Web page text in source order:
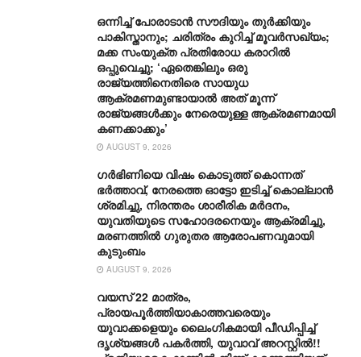
ഒന്നിച്ച് പോരാടാൻ സൗദിയും തുർക്കിയും
പാകിസ്താനും; ചരിത്രം കുറിച്ച് മൂവർസഖ്യം;
മക്ക സംയുക്ത പ്രതിരോധ കരാറിൽ
ഒപ്പുവെച്ചു; ‘ഏതെങ്കിലും ഒരു
രാജ്യത്തിനെതിരെ സായുധ
ആക്രമണമുണ്ടായാൽ അത് മൂന്ന്
രാജ്യങ്ങൾക്കും നേരെയുള്ള ആക്രമണമായി
കണക്കാക്കും’
AUGUST 9, 2026
ഗര്‍ഭിണിയെ വിഷം കൊടുത്ത് കൊന്നത്
ഭര്‍ത്താവ്, നേരത്തെ ഓട്ടോ ഇടിച്ച് കൊല്ലാന്‍
ശ്രമിച്ചു, നിരന്തരം ശാരീരിക മര്‍ദനം,
യുവതിയുടെ സഹോദരനെയും ആക്രമിച്ചു,
മരണത്തില്‍ ഗുരുതര ആരോപണവുമായി
കുടുംബം
AUGUST 9, 2026
വയസ് 22 മാത്രം,
പ്രായപൂർത്തിയാകാത്തവരെയും
യുവാക്കളെയും ലൈംഗികമായി പീഡിപ്പിച്ച്
ദൃശ്യങ്ങൾ പകർത്തി, യുവാവ് അറസ്റ്റിൽ!!